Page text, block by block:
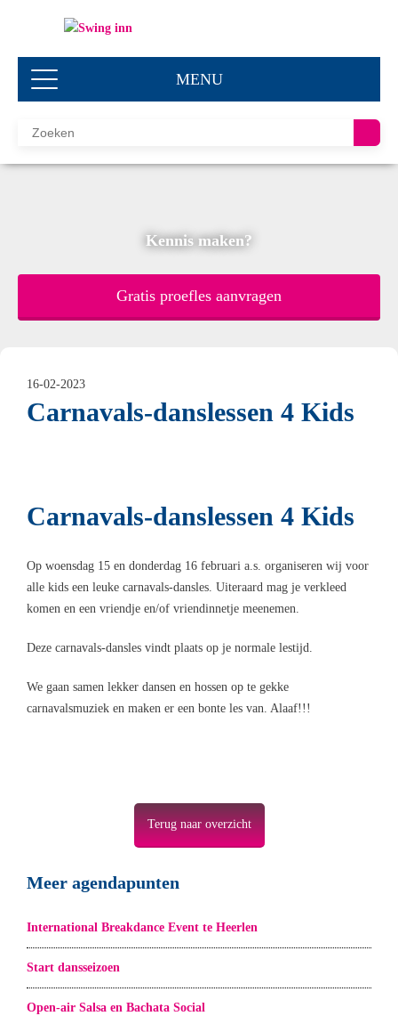
MENU
Kennis maken?
Gratis proefles aanvragen
16-02-2023
Carnavals-danslessen 4 Kids
Carnavals-danslessen 4 Kids
Op woensdag 15 en donderdag 16 februari a.s. organiseren wij voor
alle kids een leuke carnavals-dansles. Uiteraard mag je verkleed
komen en een vriendje en/of vriendinnetje meenemen.
Deze carnavals-dansles vindt plaats op je normale lestijd.
We gaan samen lekker dansen en hossen op te gekke
carnavalsmuziek en maken er een bonte les van. Alaaf!!!
Terug naar overzicht
Meer agendapunten
International Breakdance Event te Heerlen
Start dansseizoen
Open-air Salsa en Bachata Social